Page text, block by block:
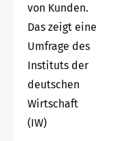
von Kunden.
Das zeigt eine
Umfrage des
Instituts der
deutschen
Wirtschaft
(IW)